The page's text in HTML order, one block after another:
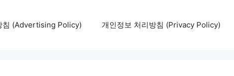
침 (Advertising Policy) 개인정보 처리방침 (Privacy Policy)